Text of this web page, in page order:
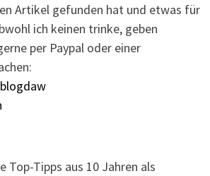
Artikel gefunden hat und etwas für
ich keinen trinke, geben
per Paypal oder einer
Top-Tipps aus 10 Jahren als